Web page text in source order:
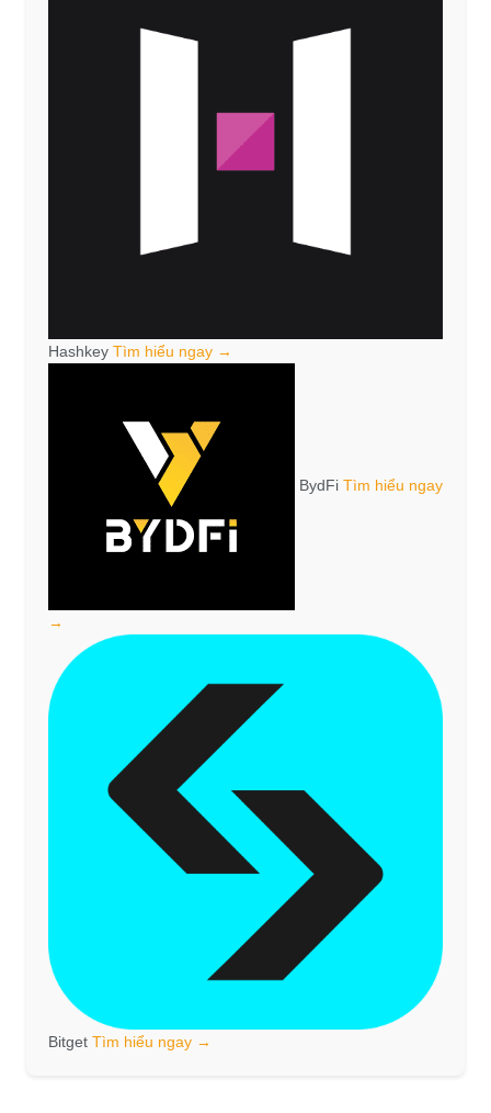
Hashkey Tìm hiểu ngay →
BydFi Tìm hiểu ngay
→
Bitget Tìm hiểu ngay →